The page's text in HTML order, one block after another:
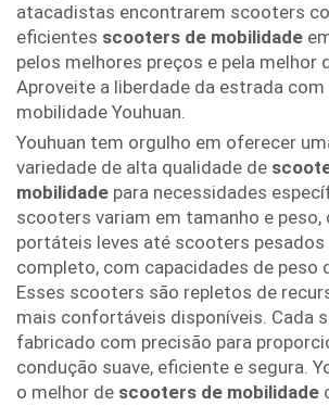
atacadistas encontrarem scooters
eficientes scooters de mobilidade
pelos melhores preços e pela melhor
Aproveite a liberdade da estrada
mobilidade Youhuan.
Youhuan tem orgulho em oferecer
variedade de alta qualidade de
mobilidade para necessidades
scooters variam em tamanho e
portáteis leves até scooters pesados
completo, com capacidades de peso
Esses scooters são repletos de
mais confortáveis disponíveis. Cada
fabricado com precisão para
condução suave, eficiente e segura.
o melhor de scooters de mobilidade